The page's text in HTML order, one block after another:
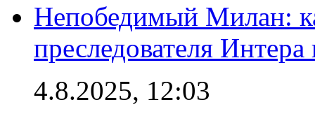
Непобедимый Милан:
преследователя
4.8.2025, 12:03